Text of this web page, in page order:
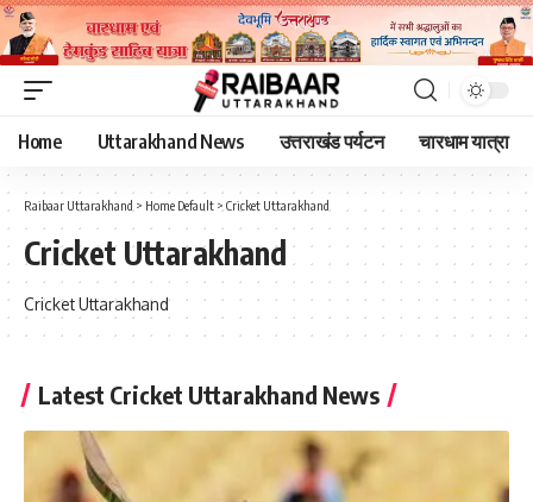
Home Uttarakhand News उत्तराखंड पर्यटन चारधाम यात्रा
Raibaar Uttarakhand > Home Default > Cricket Uttarakhand
Cricket Uttarakhand
Cricket Uttarakhand
Latest Cricket Uttarakhand News